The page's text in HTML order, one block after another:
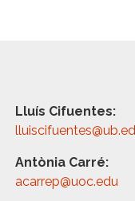
Lluís Cifuentes:
Antònia Carré:
acarrep@uoc.edu